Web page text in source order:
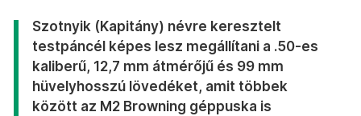
Szotnyik (Kapitány) névre keresztelt
testpáncél képes lesz megállítani a .50-es
kaliberű, 12,7 mm átmérőjű és 99 mm
hüvelyhosszú lövedéket, amit többek
között az M2 Browning géppuska is